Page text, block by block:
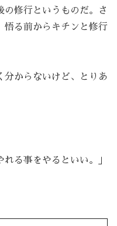
の修行というものだ。さ
悟る前からキチンと修行
分からないけど、とりあ
る事をやるといい。」